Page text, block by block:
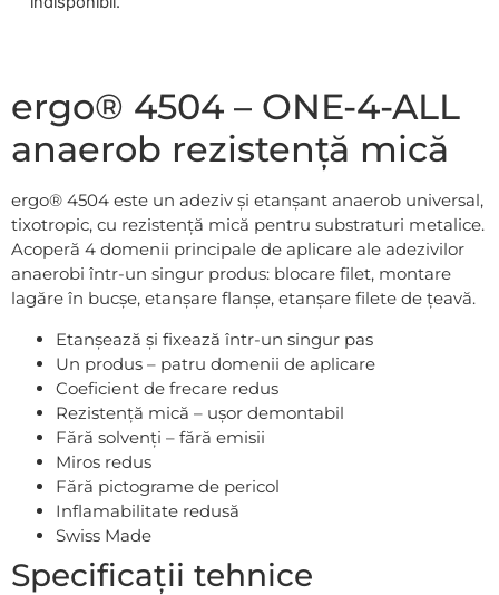
ergo® 4504 – ONE-4-ALL
anaerob rezistență mică
ergo® 4504 este un adeziv și etanșant anaerob universal,
tixotropic, cu rezistență mică pentru substraturi metalice.
Acoperă 4 domenii principale de aplicare ale adezivilor
anaerobi într-un singur produs: blocare filet, montare
lagăre în bucșe, etanșare flanșe, etanșare filete de țeavă.
Etanșează și fixează într-un singur pas
Un produs – patru domenii de aplicare
Coeficient de frecare redus
Rezistență mică – ușor demontabil
Fără solvenți – fără emisii
Miros redus
Fără pictograme de pericol
Inflamabilitate redusă
Swiss Made
Specificații tehnice